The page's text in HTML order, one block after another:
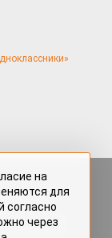
на портале
авторами
Полное или
на портале
на
для
согласно
через